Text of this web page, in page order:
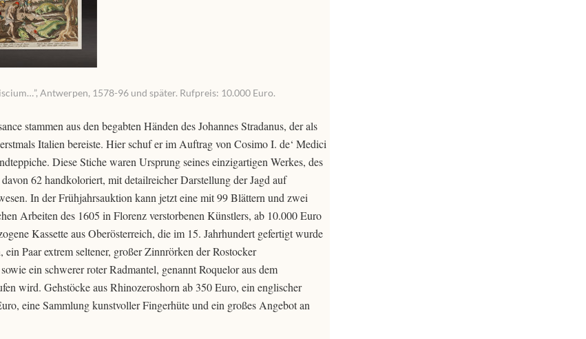
Antwerpen, 1578-96 und später. Rufpreis: 10.000 Euro.
stammen aus den begabten Händen des Johannes Stradanus, der als
Italien bereiste. Hier schuf er im Auftrag von Cosimo I. de‘ Medici
Diese Stiche waren Ursprung seines einzigartigen Werkes, des
62 handkoloriert, mit detailreicher Darstellung der Jagd auf
In der Frühjahrsauktion kann jetzt eine mit 99 Blättern und zwei
Arbeiten des 1605 in Florenz verstorbenen Künstlers, ab 10.000 Euro
Kassette aus Oberösterreich, die im 15. Jahrhundert gefertigt wurde
Paar extrem seltener, großer Zinnrörken der Rostocker
ein schwerer roter Radmantel, genannt Roquelor aus dem
wird. Gehstöcke aus Rhinozeroshorn ab 350 Euro, ein englischer
eine Sammlung kunstvoller Fingerhüte und ein großes Angebot an